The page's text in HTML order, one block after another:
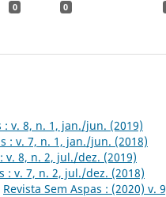
0 0
: v. 8, n. 1, jan./jun. (2019)
: v. 7, n. 1, jan./jun. (2018)
v. 8, n. 2, jul./dez. (2019)
: v. 7, n. 2, jul./dez. (2018)
Revista Sem Aspas : (2020) v.